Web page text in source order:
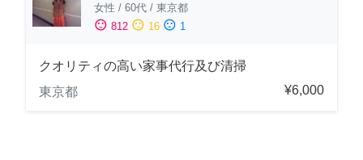
女性 / 60代 / 東京都
sentiment_satisfied 812 sentiment_neutral 16 sentiment_dissatisfied 1
クオリティの高い家事代行及び清掃
東京都
¥6,000